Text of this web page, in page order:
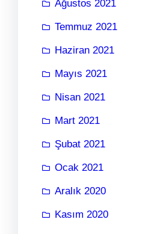
Ağustos 2021
Temmuz 2021
Haziran 2021
Mayıs 2021
Nisan 2021
Mart 2021
Şubat 2021
Ocak 2021
Aralık 2020
Kasım 2020